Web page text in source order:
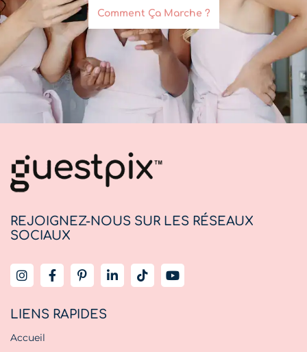
Comment Ça Marche ?
REJOIGNEZ-NOUS SUR LES RÉSEAUX
SOCIAUX
LIENS RAPIDES
Accueil